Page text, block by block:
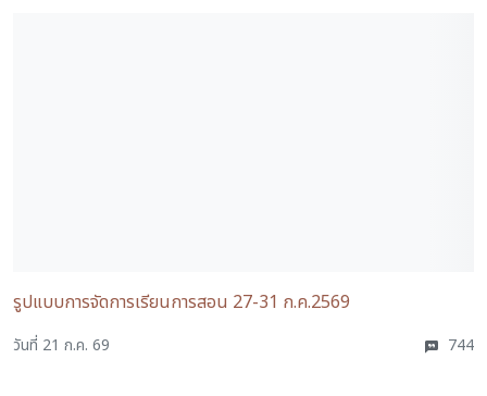
รูปแบบการจัดการเรียนการสอน 27-31 ก.ค.2569
วันที่ 21 ก.ค. 69 744